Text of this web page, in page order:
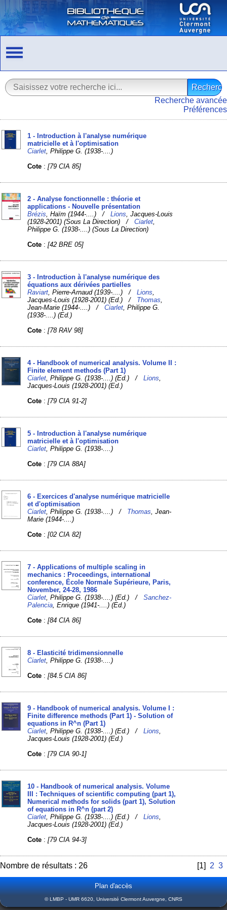
Recherche avancée
Préférences
1 - Introduction à l'analyse numérique
matricielle et à l'optimisation
Ciarlet , Philippe G. (1938-....)
Cote :[79 CIA 85]
2 - Analyse fonctionnelle : théorie et
applications - Nouvelle présentation
Brézis , Haïm (1944-....) /Lions , Jacques-Louis
(1928-2001) (Sous La Direction) /Ciarlet
Philippe G. (1938-....) (Sous La Direction)
Cote :[42 BRE 05]
3 - Introduction à l'analyse numérique des
équations aux dérivées partielles
Raviart , Pierre-Arnaud (1939-....) /Lions
Jacques-Louis (1928-2001) (Ed.) / Thomas
Jean-Marie (1944-....) /Ciarlet , Philippe G.
(1938-....) (Ed.)
Cote :[78 RAV 98]
4 - Handbook of numerical analysis. Volume II :
Finite element methods (Part 1)
Ciarlet , Philippe G. (1938-....) (Ed.) /Lions
Jacques-Louis (1928-2001) (Ed.)
Cote :[79 CIA 91-2]
5 - Introduction à l'analyse numérique
matricielle et à l'optimisation
Ciarlet , Philippe G. (1938-....)
Cote :[79 CIA 88A]
6 - Exercices d'analyse numérique matricielle
et d'optimisation
Ciarlet , Philippe G. (1938-....) / Thomas , Jean-
Marie (1944-....)
Cote :[02 CIA 82]
7 - Applications of multiple scaling in
mechanics : Proceedings, international
conference, École Normale Supérieure, Paris,
November, 24-28, 1986
Ciarlet , Philippe G. (1938-....) (Ed.) /Sanchez-
Palencia , Enrique (1941-....) (Ed.)
Cote :[84 CIA 86]
8 - Elasticité tridimensionnelle
Ciarlet , Philippe G. (1938-....)
Cote :[84.5 CIA 86]
9 - Handbook of numerical analysis. Volume I :
Finite difference methods (Part 1) - Solution of
equations in R^n (Part 1)
Ciarlet , Philippe G. (1938-....) (Ed.) /Lions
Jacques-Louis (1928-2001) (Ed.)
Cote :[79 CIA 90-1]
10 - Handbook of numerical analysis. Volume
III : Techniques of scientific computing (part 1),
Numerical methods for solids (part 1), Solution
of equations in R^n (part 2)
Ciarlet , Philippe G. (1938-....) (Ed.) /Lions
Jacques-Louis (1928-2001) (Ed.)
Cote :[79 CIA 94-3]
Nombre de résultats : 26 [1] 2 3
Plan d'accès
© LMBP - UMR 6620, Université Clermont Auvergne, CNRS